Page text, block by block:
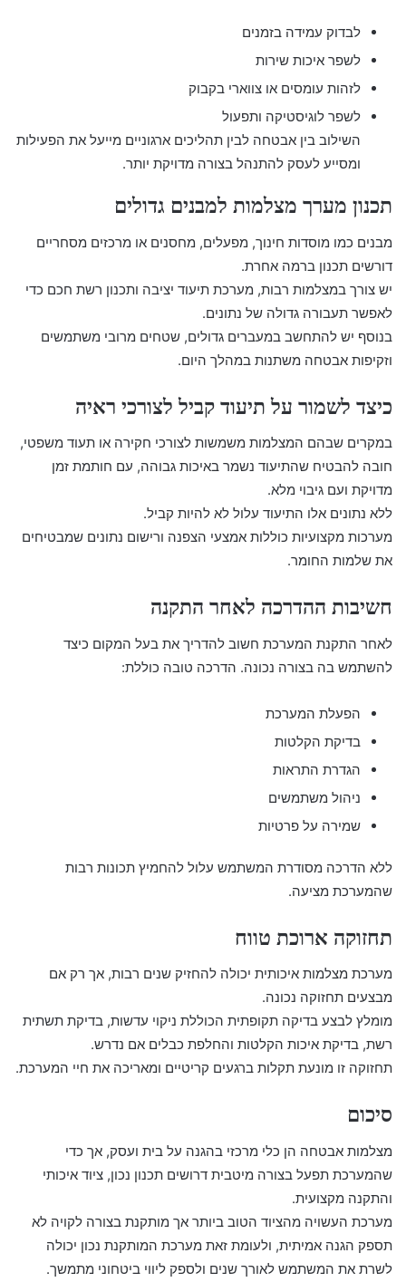
לבדוק עמידה בזמנים
לשפר איכות שירות
לזהות עומסים או צווארי בקבוק
לשפר לוגיסטיקה ותפעול
השילוב בין אבטחה לבין תהליכים ארגוניים מייעל את הפעילות
ומסייע לעסק להתנהל בצורה מדויקת יותר.
תכנון מערך מצלמות למבנים גדולים
מבנים כמו מוסדות חינוך, מפעלים, מחסנים או מרכזים מסחריים
דורשים תכנון ברמה אחרת.
יש צורך במצלמות רבות, מערכת תיעוד יציבה ותכנון רשת חכם כדי
לאפשר תעבורה גדולה של נתונים.
בנוסף יש להתחשב במעברים גדולים, שטחים מרובי משתמשים
וזקיפות אבטחה משתנות במהלך היום.
כיצד לשמור על תיעוד קביל לצורכי ראיה
במקרים שבהם המצלמות משמשות לצורכי חקירה או תעוד משפטי,
חובה להבטיח שהתיעוד נשמר באיכות גבוהה, עם חותמת זמן
מדויקת ועם גיבוי מלא.
ללא נתונים אלו התיעוד עלול לא להיות קביל.
מערכות מקצועיות כוללות אמצעי הצפנה ורישום נתונים שמבטיחים
את שלמות החומר.
חשיבות ההדרכה לאחר התקנה
לאחר התקנת המערכת חשוב להדריך את בעל המקום כיצד
להשתמש בה בצורה נכונה. הדרכה טובה כוללת:
הפעלת המערכת
בדיקת הקלטות
הגדרת התראות
ניהול משתמשים
שמירה על פרטיות
ללא הדרכה מסודרת המשתמש עלול להחמיץ תכונות רבות
שהמערכת מציעה.
תחזוקה ארוכת טווח
מערכת מצלמות איכותית יכולה להחזיק שנים רבות, אך רק אם
מבצעים תחזוקה נכונה.
מומלץ לבצע בדיקה תקופתית הכוללת ניקוי עדשות, בדיקת תשתית
רשת, בדיקת איכות הקלטות והחלפת כבלים אם נדרש.
תחזוקה זו מונעת תקלות ברגעים קריטיים ומאריכה את חיי המערכת.
סיכום
מצלמות אבטחה הן כלי מרכזי בהגנה על בית ועסק, אך כדי
שהמערכת תפעל בצורה מיטבית דרושים תכנון נכון, ציוד איכותי
והתקנה מקצועית.
מערכת העשויה מהציוד הטוב ביותר אך מותקנת בצורה לקויה לא
תספק הגנה אמיתית, ולעומת זאת מערכת המותקנת נכון יכולה
לשרת את המשתמש לאורך שנים ולספק ליווי ביטחוני מתמשך.